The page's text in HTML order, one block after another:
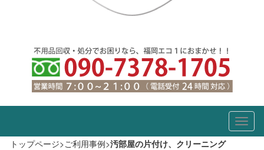
トップページ>ご利用事例>汚部屋の片付け、クリーニング